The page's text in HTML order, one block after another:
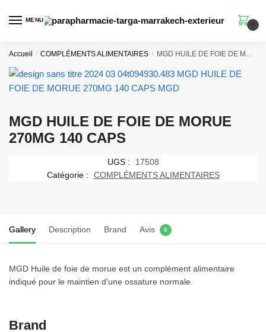
MENU
0
Accueil / COMPLÉMENTS ALIMENTAIRES / MGD HUILE DE FOIE DE MORUE 270MG 140 CAPS
MGD HUILE DE FOIE DE MORUE
270MG 140 CAPS
UGS :
17508
Catégorie :
COMPLÉMENTS ALIMENTAIRES
Gallery Description Brand Avis 0
MGD Huile de foie de morue est un complément alimentaire
indiqué pour le maintien d’une ossature normale.
Brand